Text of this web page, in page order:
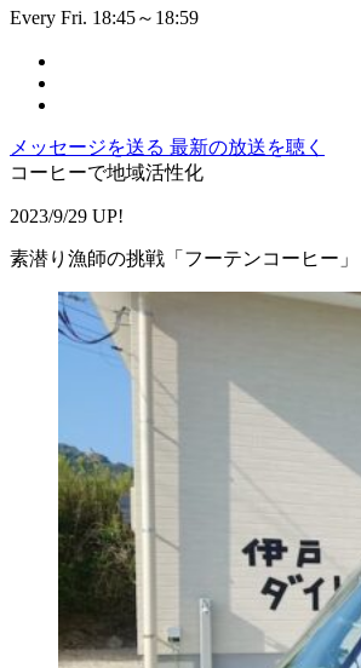
Every Fri. 18:45～18:59
メッセージを送る 最新の放送を聴く
コーヒーで地域活性化
2023/9/29 UP!
素潜り漁師の挑戦「フーテンコーヒー」